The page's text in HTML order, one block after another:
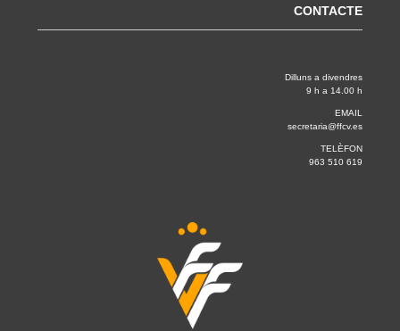
CONTACTE
Dilluns a divendres
9 h a 14.00 h
EMAIL
secretaria@ffcv.es
TELÈFON
963 510 619